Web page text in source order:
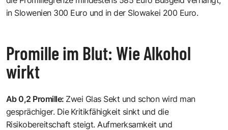
in Slowenien 300 Euro und in der Slowakei 200 Euro.
Promille im Blut: Wie Alkohol
wirkt
Ab 0,2 Promille: Zwei Glas Sekt und schon wird man
gesprächiger. Die Kritikfähigkeit sinkt und die
Risikobereitschaft steigt. Aufmerksamkeit und